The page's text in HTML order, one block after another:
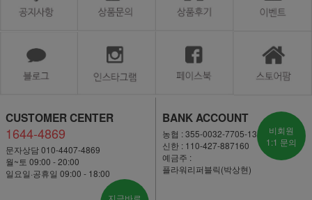
CUSTOMER CENTER
1644-4869
문자상담 010-4407-4869
월~토 09:00 - 20:00
일요일·공휴일 09:00 - 18:00
지금바로
BANK ACCOUNT
농협 : 355-0032-7705-13
신한 : 110-427-887160
예금주 :
플라워리퍼블릭(박상현)
비회원
1:1 문의